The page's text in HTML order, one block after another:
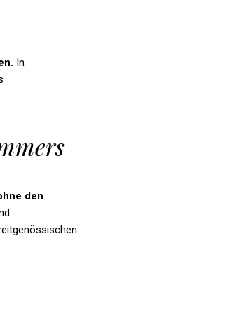
. In
den